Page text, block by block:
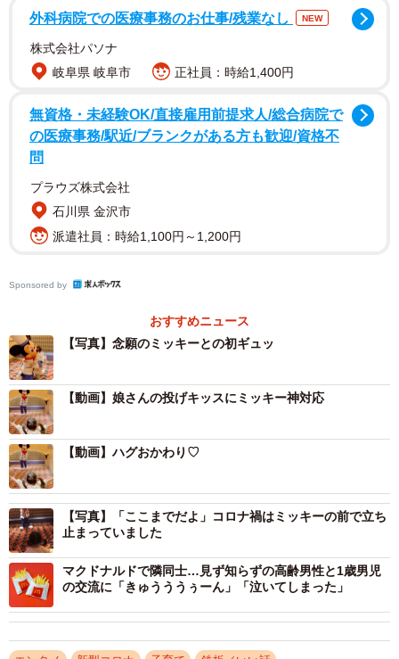
外科病院での医療事務のお仕事/残業なし NEW
株式会社パソナ
岐阜県 岐阜市
正社員：時給1,400円
無資格・未経験OK/直接雇用前提求人/総合病院で
の医療事務/駅近/ブランクがある方も歓迎/資格不
問
プラウズ株式会社
石川県 金沢市
派遣社員：時給1,100円～1,200円
Sponsored by
おすすめニュース
【写真】念願のミッキーとの初ギュッ
【動画】娘さんの投げキッスにミッキー神対応
【動画】ハグおかわり♡
【写真】「ここまでだよ」コロナ禍はミッキーの前で立ち
止まっていました
マクドナルドで隣同士…見ず知らずの高齢男性と1歳男児
の交流に「きゅうううぅーん」「泣いてしまった」